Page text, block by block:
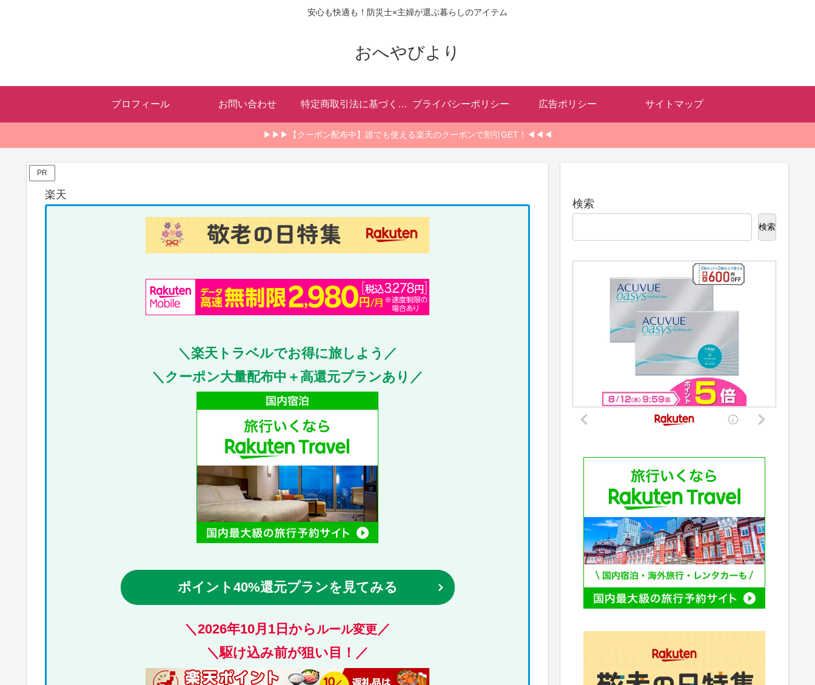
安心も快適も！防災士×主婦が選ぶ暮らしのアイテム
おへやびより
プロフィール お問い合わせ 特定商取引法に基づく表記 プライバシーポリシー 広告ポリシー サイトマップ
▶▶▶【クーポン配布中】誰でも使える楽天のクーポンで割引GET！◀◀◀
PR
楽天
＼楽天トラベルでお得に旅しよう／
＼クーポン大量配布中＋高還元プランあり／
ポイント40%還元プランを見てみる
＼2026年10月1日からルール変更／
＼駆け込み前が狙い目！／
検索
検索